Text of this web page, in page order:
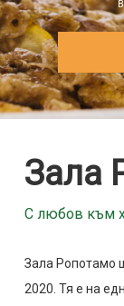
Зала
С любов към
Зала Ропотамо
2020. Тя е на